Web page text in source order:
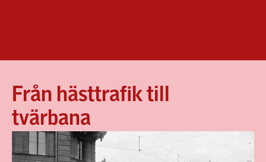
Från hästtrafik till
tvärbana